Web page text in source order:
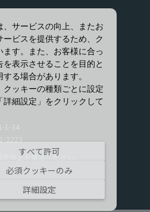
34
2223
の上お電話ください。
、サービスの向上、またお
ビスを提供するため、ク
ます。また、お客様に合っ
表示させることを目的と
る場合があります。
クッキーの種類ごとに設定
詳細設定」をクリックして
すべて許可
必須クッキーのみ
詳細設定